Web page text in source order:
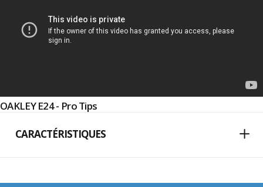
OAKLEY E24 - Pro Tips
CARACTÉRISTIQUES